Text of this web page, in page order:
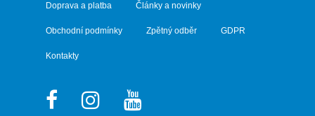
Doprava a platba Články a novinky
Obchodní podmínky Zpětný odběr GDPR
Kontakty